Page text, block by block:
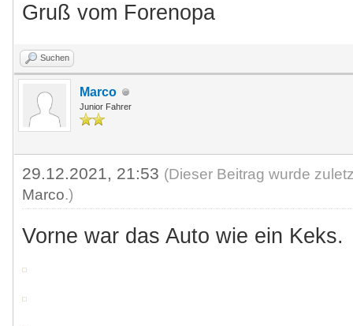
Gruß vom Forenopa
Suchen
Marco
Junior Fahrer
29.12.2021, 21:53 (Dieser Beitrag wurde
Marco.)
Vorne war das Auto wie ein Keks.